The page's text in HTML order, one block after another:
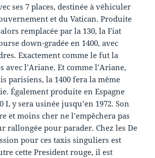
ses 7 places, destinée à véhiculer
et du Vatican. Produite
remplacée par la 130, la Fiat
down-gradée en 1400, avec
Exactement comme le fut la
avec l’Ariane. Et comme l’Ariane,
parisiens, la 1400 fera la même
Également produite en Espagne
L y sera usinée jusqu’en 1972. Son
et moins cher ne l’empêchera pas
rallongée pour parader. Chez les De
pour ces taxis singuliers est
cette President rouge, il est